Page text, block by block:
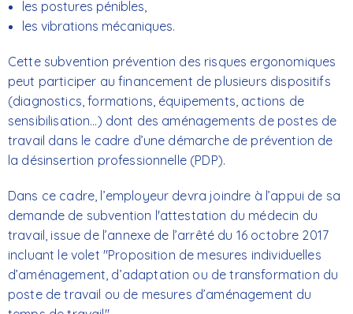
les postures pénibles,
les vibrations mécaniques.
Cette subvention prévention des risques ergonomiques
peut participer au financement de plusieurs dispositifs
(diagnostics, formations, équipements, actions de
sensibilisation…) dont des aménagements de postes de
travail dans le cadre d’une démarche de prévention de
la désinsertion professionnelle (PDP).
Dans ce cadre, l’employeur devra joindre à l’appui de sa
demande de subvention l'attestation du médecin du
travail, issue de l’annexe de l’arrêté du 16 octobre 2017
incluant le volet "Proposition de mesures individuelles
d’aménagement, d’adaptation ou de transformation du
poste de travail ou de mesures d’aménagement du